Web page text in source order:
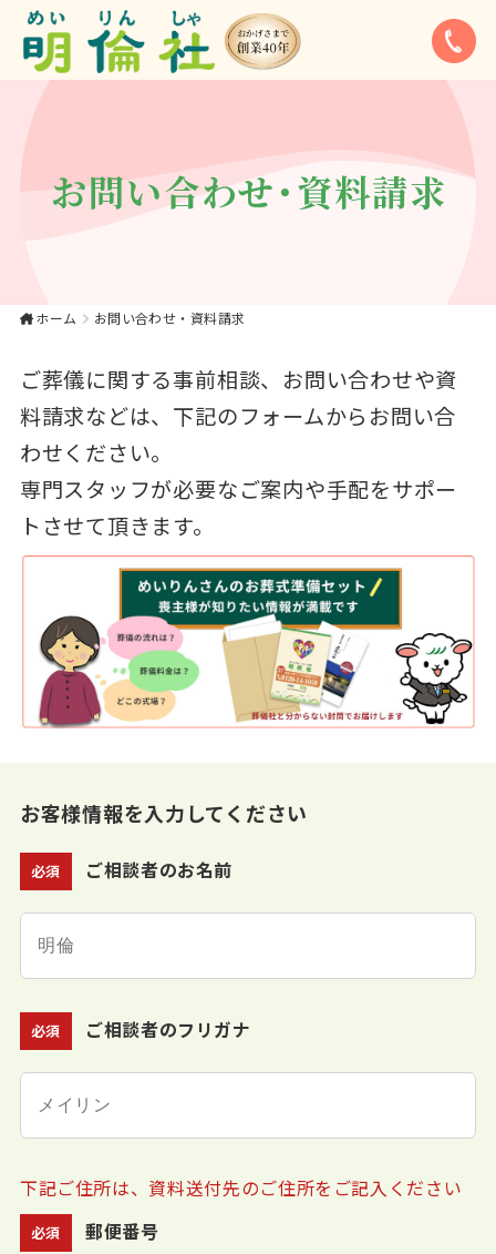
お問い合わせ｜【公
市でのやさしいお葬
式、家族葬は《明倫
お問い合わせ・資料請求
ホーム お問い合わせ・資料請求
ご葬儀に関する事前相談、お問い合わせや資
料請求などは、下記のフォームからお問い合
わせください。
専門スタッフが必要なご案内や手配をサポー
トさせて頂きます。
お客様情報を入力してください
必須 ご相談者のお名前
必須 ご相談者のフリガナ
下記ご住所は、資料送付先のご住所をご記入ください
必須 郵便番号